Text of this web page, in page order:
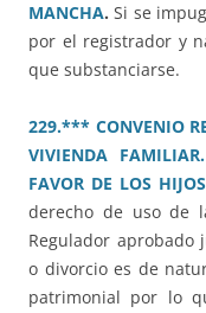
MANCHA. Si se
por el registrador y
que substanciarse.
229.*** CONVENIO
VIVIENDA
FAVOR DE LOS
derecho de uso de
Regulador aprobado
o divorcio es de
patrimonial por lo